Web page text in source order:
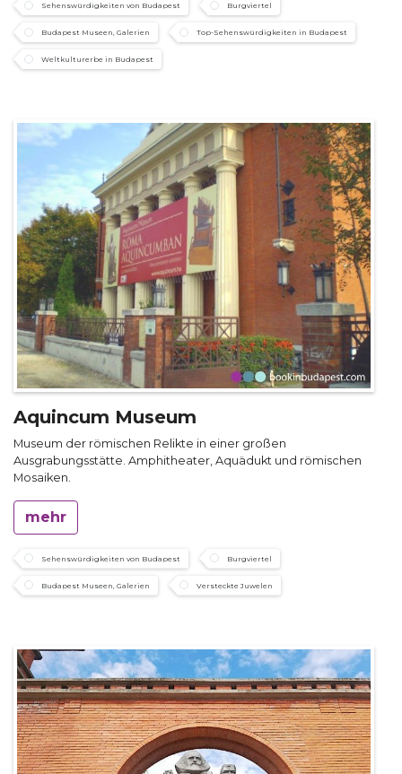
Sehenswürdigkeiten von Budapest Burgviertel
Budapest Museen, Galerien Top-Sehenswürdigkeiten in Budapest
Weltkulturerbe in Budapest
Aquincum Museum
Museum der römischen Relikte in einer großen
Ausgrabungsstätte. Amphitheater, Aquädukt und römischen
Mosaiken.
mehr
Sehenswürdigkeiten von Budapest Burgviertel
Budapest Museen, Galerien Versteckte Juwelen